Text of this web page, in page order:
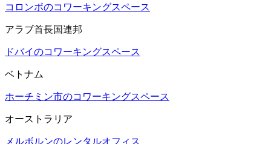
コロンボのコワーキングスペース
アラブ首長国連邦
ドバイのコワーキングスペース
ベトナム
ホーチミン市のコワーキングスペース
オーストラリア
メルボルンのレンタルオフィス